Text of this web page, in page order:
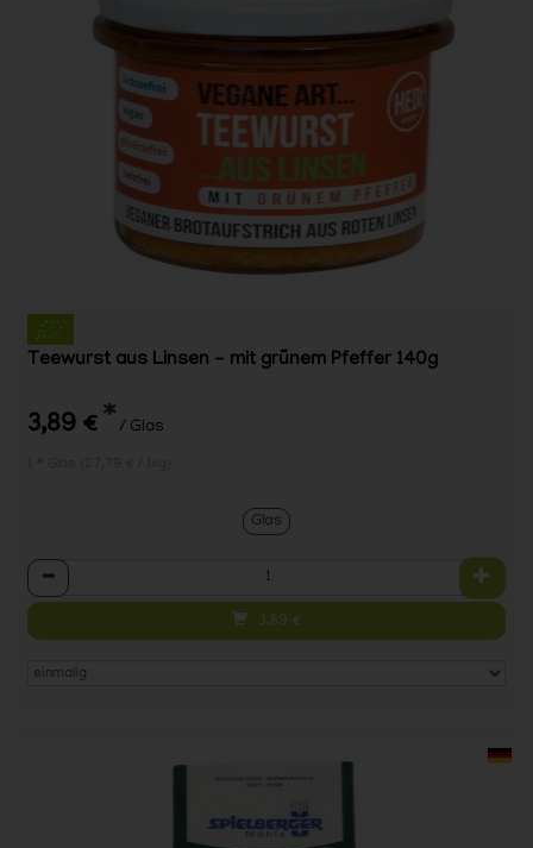
Teewurst aus Linsen - mit grünem Pfeffer 140g
3,89 € * / Glas
Glas
Anzahl
3,89 €